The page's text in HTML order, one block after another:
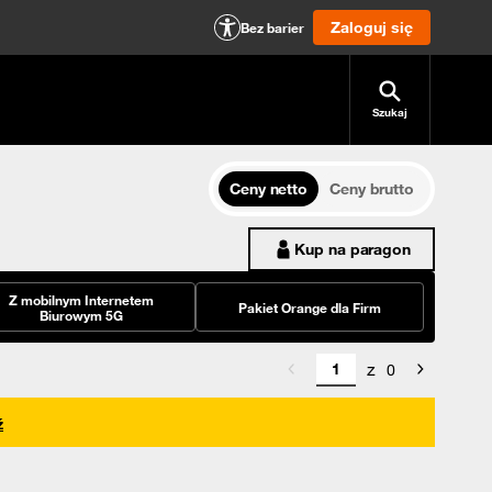
Bez barier Zaloguj się
Szukaj
Ceny netto
Ceny brutto
Kup na paragon
Z mobilnym Internetem
Biurowym 5G
Pakiet Orange dla Firm
z 0